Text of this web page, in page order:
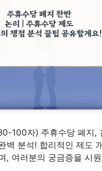
100자) 주휴수당 폐지,
벽 분석! 합리적인 제도
, 여러분의 궁금증을 시